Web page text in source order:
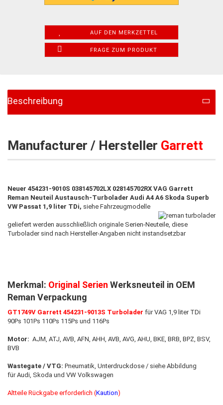
AUF DEN MERKZETTEL
FRAGE ZUM PRODUKT
Beschreibung
Manufacturer / Hersteller Garrett
Neuer 454231-9010S 038145702LX 028145702RX VAG Garrett
Reman Neuteil Austausch-Turbolader Audi A4 A6 Skoda Superb
VW Passat 1,9 liter TDi, siehe Fahrzeugmodelle
geliefert werden ausschließlich originale Serien-Neuteile, diese
Turbolader sind nach Hersteller-Angaben nicht instandsetzbar
Merkmal: Original Serien Werksneuteil in OEM
Reman Verpackung
GT1749V Garrett 454231-9013S Turbolader für VAG 1,9 liter TDi
90Ps 101Ps 110Ps 115Ps und 116Ps
Motor: AJM, ATJ, AVB, AFN, AHH, AVB, AVG, AHU, BKE, BRB, BPZ, BSV,
BVB
Wastegate / VTG: Pneumatik, Unterdruckdose / siehe Abbildung
für Audi, Skoda und VW Volkswagen
Altteile Rückgabe erforderlich (Kaution)